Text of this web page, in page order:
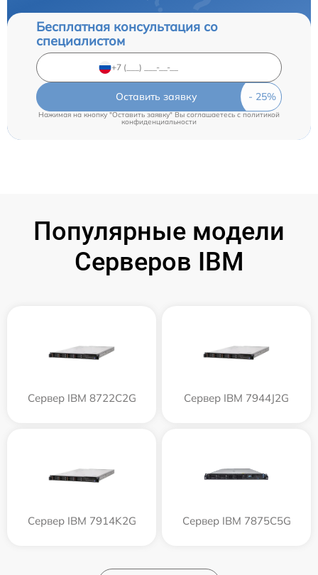
Бесплатная консультация со
специалистом
Оставить заявку
Нажимая на кнопку "Оставить заявку" Вы соглашаетесь cполитикой
конфиденциальности
Популярные модели
Серверов IBM
Сервер IBM 8722C2G Сервер IBM 7944J2G
Сервер IBM 7914K2G Сервер IBM 7875C5G